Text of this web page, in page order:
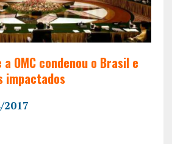
OMC condenou o Brasil e
impactados
2017